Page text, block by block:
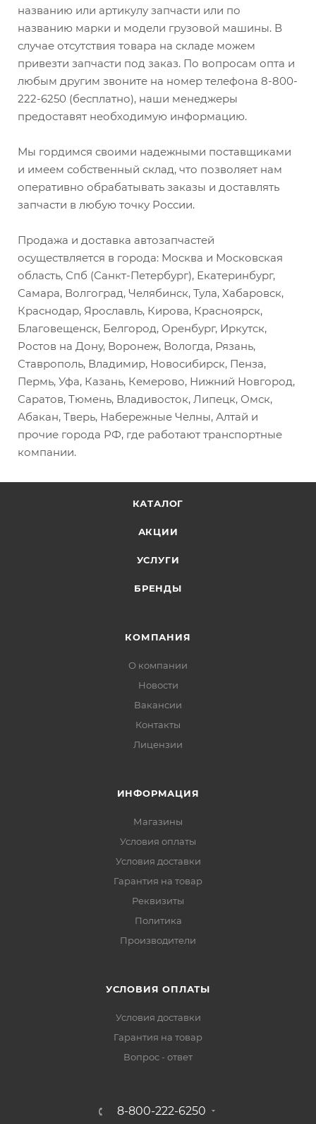
названию или артикулу запчасти или по
названию марки и модели грузовой машины. В
случае отсутствия товара на складе можем
привезти запчасти под заказ. По вопросам опта и
любым другим звоните на номер телефона 8-800-
222-6250 (бесплатно), наши менеджеры
предоставят необходимую информацию.
Мы гордимся своими надежными поставщиками
и имеем собственный склад, что позволяет нам
оперативно обрабатывать заказы и доставлять
запчасти в любую точку России.
Продажа и доставка автозапчастей
осуществляется в города: Москва и Московская
область, Спб (Санкт-Петербург), Екатеринбург,
Самара, Волгоград, Челябинск, Тула, Хабаровск,
Краснодар, Ярославль, Кирова, Красноярск,
Благовещенск, Белгород, Оренбург, Иркутск,
Ростов на Дону, Воронеж, Вологда, Рязань,
Ставрополь, Владимир, Новосибирск, Пенза,
Пермь, Уфа, Казань, Кемерово, Нижний Новгород,
Саратов, Тюмень, Владивосток, Липецк, Омск,
Абакан, Тверь, Набережные Челны, Алтай и
прочие города РФ, где работают транспортные
компании.
КАТАЛОГ
АКЦИИ
УСЛУГИ
БРЕНДЫ
КОМПАНИЯ
О компании
Новости
Вакансии
Контакты
Лицензии
ИНФОРМАЦИЯ
Магазины
Условия оплаты
Условия доставки
Гарантия на товар
Реквизиты
Политика
Производители
УСЛОВИЯ ОПЛАТЫ
Условия доставки
Гарантия на товар
Вопрос - ответ
8-800-222-6250